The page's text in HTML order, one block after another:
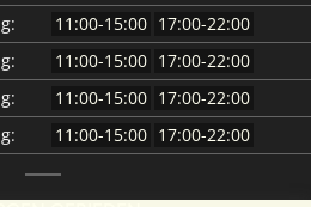
11:00-15:00 17:00-22:00
11:00-15:00 17:00-22:00
11:00-15:00 17:00-22:00
11:00-15:00 17:00-22:00